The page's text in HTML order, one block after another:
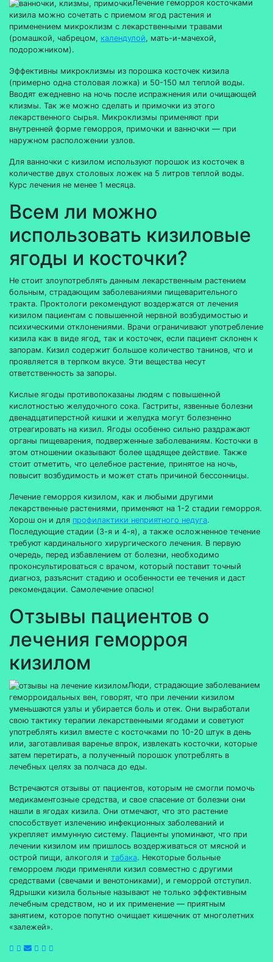
Лечение геморроя косточками
кизила можно сочетать с приемом ягод растения и
применением микроклизм с лекарственными травами
(ромашкой, чабрецом, календулой, мать-и-мачехой,
подорожником).
Эффективны микроклизмы из порошка косточек кизила
(примерно одна столовая ложка) и 50-150 мл теплой воды.
Вводят ежедневно на ночь после испражнения или очищающей
клизмы. Так же можно сделать и примочки из этого
лекарственного сырья. Микроклизмы применяют при
внутренней форме геморроя, примочки и ванночки — при
наружном расположении узлов.
Для ванночки с кизилом используют порошок из косточек в
количестве двух столовых ложек на 5 литров теплой воды.
Курс лечения не менее 1 месяца.
Всем ли можно
использовать кизиловые
ягоды и косточки?
Не стоит злоупотреблять данным лекарственным растением
больным, страдающим заболеваниями пищеварительного
тракта. Проктологи рекомендуют воздержатся от лечения
кизилом пациентам с повышенной нервной возбудимостью и
психическими отклонениями. Врачи ограничивают употребление
кизила как в виде ягод, так и косточек, если пациент склонен к
запорам. Кизил содержит большое количество танинов, что и
проявляется в терпком вкусе. Эти вещества несут
ответственность за запоры.
Кислые ягоды противопоказаны людям с повышенной
кислотностью желудочного сока. Гастриты, язвенные болезни
двенадцатиперстной кишки и желудка могут болезненно
отреагировать на кизил. Ягоды особенно сильно раздражают
органы пищеварения, подверженные заболеваниям. Косточки в
этом отношении оказывают более щадящее действие. Также
стоит отметить, что целебное растение, принятое на ночь,
повысит возбудимость и может стать причиной бессонницы.
Лечение геморроя кизилом, как и любыми другими
лекарственные растениями, применяют на 1-2 стадии геморроя.
Хорош он и для профилактики неприятного недуга.
Последующие стадии (3-я и 4-я), а также осложненное течение
требуют кардинального хирургического лечения. В первую
очередь, перед избавлением от болезни, необходимо
проконсультироваться с врачом, который поставит точный
диагноз, разъяснит стадию и особенности ее течения и даст
рекомендации. Самолечение опасно!
Отзывы пациентов о
лечения геморроя
кизилом
Люди, страдающие заболеванием
геморроидальных вен, говорят, что при лечении кизилом
уменьшаются узлы и убирается боль и отек. Они выработали
свою тактику терапии лекарственными ягодами и советуют
употреблять кизил вместе с косточками по 10-20 штук в день
или, заготавливая варенье впрок, извлекать косточки, которые
затем перетирать, а полученный порошок употреблять в
лечебных целях за полчаса до еды.
Встречаются отзывы от пациентов, которым не смогли помочь
медикаментозные средства, и свое спасение от болезни они
нашли в ягодах кизила. Они отмечают, что это растение
способствует излечению инфекционных заболеваний и
укрепляет иммунную систему. Пациенты упоминают, что при
лечении кизилом им пришлось воздерживаться от мясной и
острой пищи, алкоголя и табака. Некоторые больные
геморроем люди применяли кизил совместно с другими
средствами (свечами и венотониками), и геморрой отступил.
Ядрышки кизила больные называют не только эффективным
лечебным средством, но и их применение — приятным
занятием, которое попутно очищает кишечник от многолетних
«залежей».